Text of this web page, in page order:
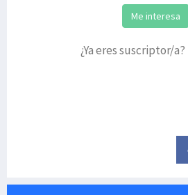
Me interesa
¿Ya eres suscriptor/a?